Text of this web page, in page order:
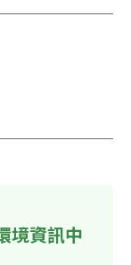
境資訊中